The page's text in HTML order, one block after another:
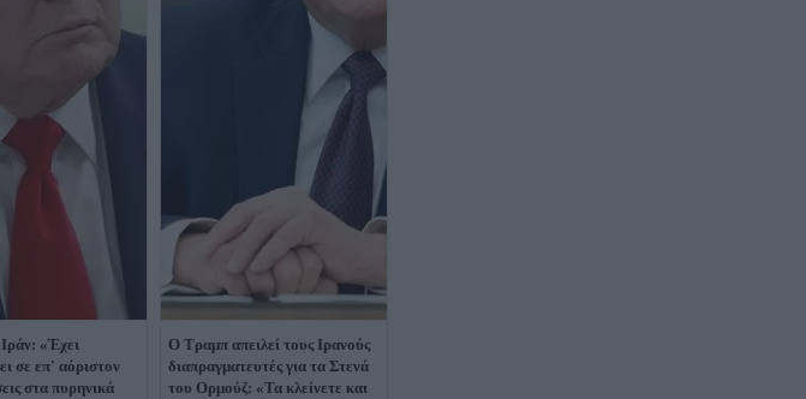
«Έχει
σε επ' αόριστον
στα πυρηνικά
Ο Τραμπ απειλεί τους Ιρανούς
διαπραγματευτές για τα Στενά
του Ορμούζ: «Τα κλείνετε και